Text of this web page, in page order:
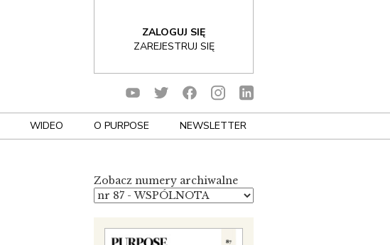
ZALOGUJ SIĘ
ZAREJESTRUJ SIĘ
WIDEO O PURPOSE NEWSLETTER
Zobacz numery archiwalne